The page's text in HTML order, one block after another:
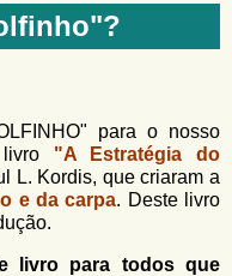
para o nosso
"A Estratégia do
L. Kordis, que criaram a
e da carpa. Deste livro
livro para todos que